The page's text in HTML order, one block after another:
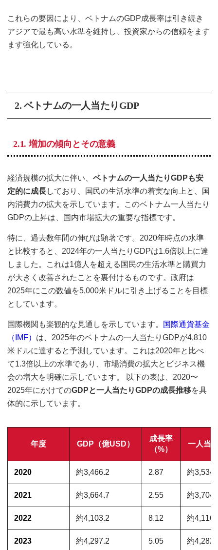
これらの要因により、ベトナムのGDP成長率は引き続き
アジアで最も高い水準を維持し、投資家からの信頼をます
ます強化している。
2. ベトナムの一人当たりGDP
2.1. 増加の傾向とその意義
経済規模の拡大に伴い、 ベトナムの一人当たりGDPも安
定的に成長しており、国民の生活水準の着実な向上と、国
内消費力の拡大を示しています。このベトナム一人当たり
GDPの上昇は、国内市場拡大の重要な指標です。
特に、過去数年間の伸びは顕著です。2020年時点の水準
と比較すると、2024年の一人当たりGDPは1.6倍以上に達
しました。これは1億人を超える国民の生活水準と購買力
が大きく改善されたことを裏付けるものです。政府は
2025年にこの数値を5,000米ドルに引き上げることを目標
としています。
国際機関も楽観的な見通しを示しています。
国際通貨基金
（IMF） は、2025年のベトナムの一人当たりGDPが4,810
米ドルに達すると予測しています。これは2020年と比べ
て1.3倍以上の水準であり、市場消費の拡大とビジネス機
会の増大を明確に示しています。 以下の表は、2020〜
2025年にかけてのGDPと一人当たりGDPの成長推移を具
体的に示しています。
年度 GDP（億USD）
成長率
（%）
一人当
2020 約3,466.2 2.87 約3,534
2021 約3,664.7 2.55 約3,704
2022 約4,103.2 8.12 約4,116
2023 約4,297.2 5.05 約4,282